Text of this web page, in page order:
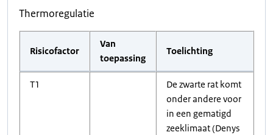
Thermoregulatie
Risicofactor
Van
toepassing
Toelichting
T1
De zwarte rat komt
onder andere voor
in een gematigd
zeeklimaat (Denys